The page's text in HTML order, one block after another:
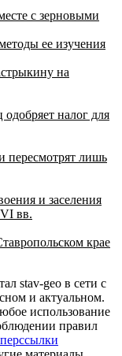
с зерновыми
ее изучения
на
налог для
пересмотрят лишь
и заселения
вв.
крае
stav-geo в сети с
и актуальном.
использование
правил